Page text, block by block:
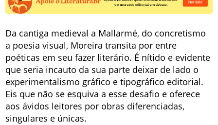
Da cantiga medieval a Mallarmé, do concretismo
a poesia visual, Moreira transita por entre
poéticas em seu fazer literário. É nítido e evidente
que seria incauto da sua parte deixar de lado o
experimentalismo gráfico e tipográfico editorial.
Eis que não se esquiva a esse desafio e oferece
aos ávidos leitores por obras diferenciadas,
singulares e únicas.